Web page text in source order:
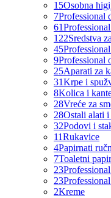
15Osobna
7Professional
61
122Sredstva
45
9Professional
25Aparati za
31Krpe i
8Kolica i
28Vreće za
28Ostali alati i
32Podovi i
11Rukavice
4Papirnati
7Toaletni papir
23
23
2Kreme